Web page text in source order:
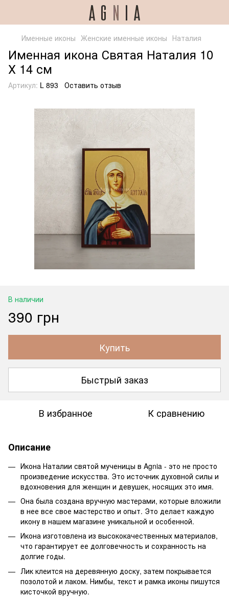
Именные иконы Женские именные иконы Наталия
Именная икона Святая Наталия 10
Х 14 см
Артикул: L 893 Оставить отзыв
В наличии
390 грн
Купить
Быстрый заказ
В избранное К сравнению
Описание
Икона Наталии святой мученицы в Agnia - это не просто
произведение искусства. Это источник духовной силы и
вдохновения для женщин и девушек, носящих это имя.
Она была создана вручную мастерами, которые вложили
в нее все свое мастерство и опыт. Это делает каждую
икону в нашем магазине уникальной и особенной.
Икона изготовлена из высококачественных материалов,
что гарантирует ее долговечность и сохранность на
долгие годы.
Лик клеится на деревянную доску, затем покрывается
позолотой и лаком. Нимбы, текст и рамка иконы пишутся
кисточкой вручную.